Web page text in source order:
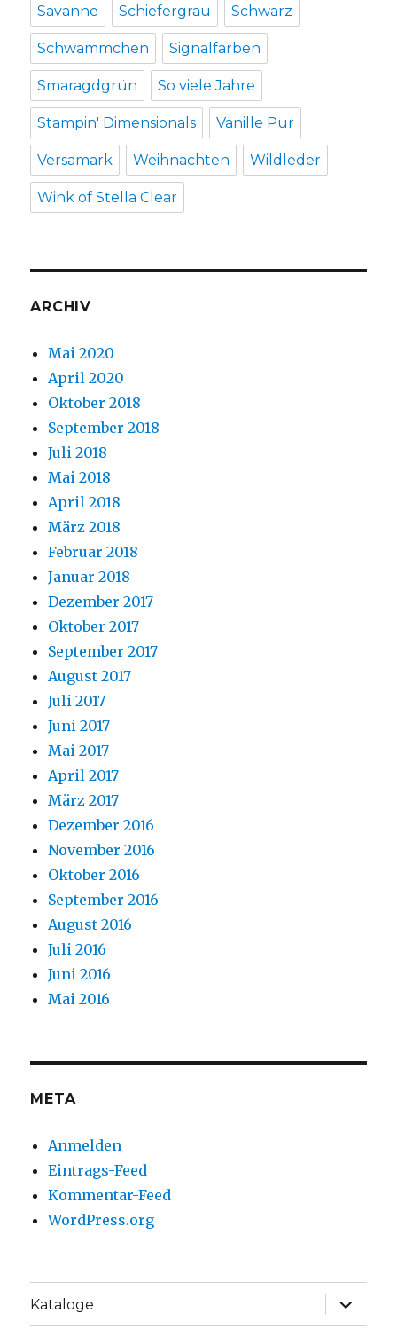
Savanne Schiefergrau Schwarz
Schwämmchen Signalfarben
Smaragdgrün So viele Jahre
Stampin' Dimensionals Vanille Pur
Versamark Weihnachten Wildleder
Wink of Stella Clear
ARCHIV
Mai 2020
April 2020
Oktober 2018
September 2018
Juli 2018
Mai 2018
April 2018
März 2018
Februar 2018
Januar 2018
Dezember 2017
Oktober 2017
September 2017
August 2017
Juli 2017
Juni 2017
Mai 2017
April 2017
März 2017
Dezember 2016
November 2016
Oktober 2016
September 2016
August 2016
Juli 2016
Juni 2016
Mai 2016
META
Anmelden
Eintrags-Feed
Kommentar-Feed
WordPress.org
Kataloge